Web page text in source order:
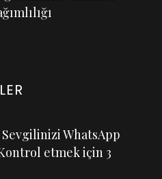
WhatsApp
etmek için 3